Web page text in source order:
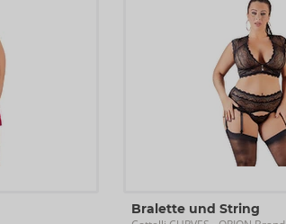
Bralette und String